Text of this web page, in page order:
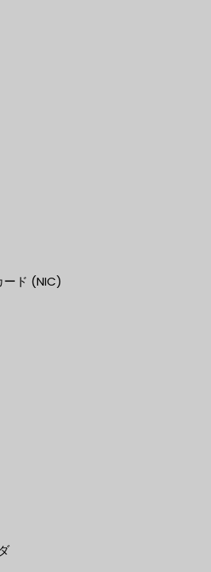
ード (NIC)